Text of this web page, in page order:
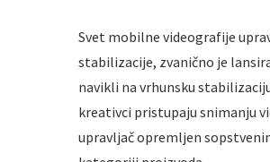
Svet mobilne videografije
stabilizacije, zvanično je
navikli na vrhunsku
kreativci pristupaju snimanju
upravljač opremljen